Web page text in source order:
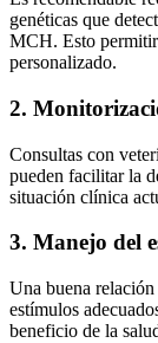
genéticas que
MCH. Esto
personalizado.
2.
Consultas con
pueden facilitar la
situación clínica
3. Manejo del
Una buena
estímulos
beneficio de la